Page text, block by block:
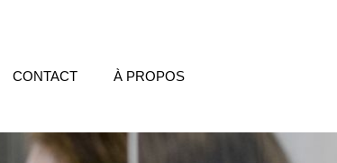
CONTACT À PROPOS